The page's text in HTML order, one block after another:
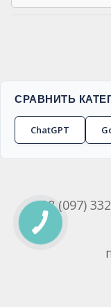
СРАВНИТЬ
ChatGPT
+38 (097)